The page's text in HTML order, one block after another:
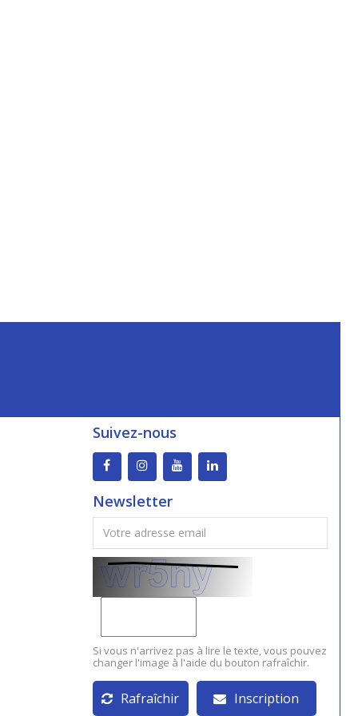
Suivez-nous
Newsletter
Si vous n'arrivez pas à lire le texte, vous pouvez
changer l'image à l'aide du bouton rafraîchir.
Rafraîchir Inscription